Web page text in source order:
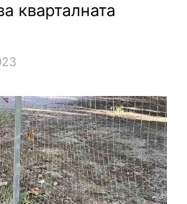
кварталната